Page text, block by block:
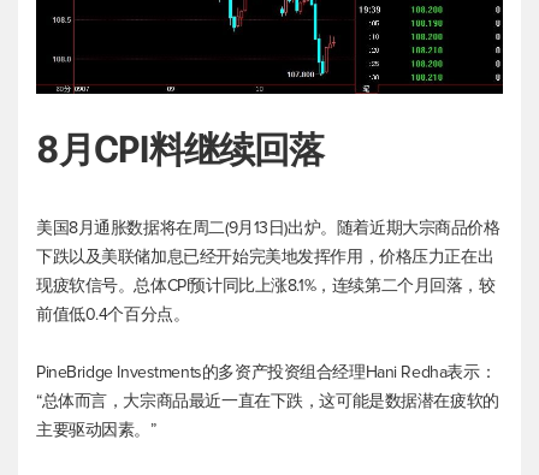
8月CPI料继续回落
美国8月通胀数据将在周二(9月13日)出炉。随着近期大宗商品价格
下跌以及美联储加息已经开始完美地发挥作用，价格压力正在出
现疲软信号。总体CPI预计同比上涨8.1%，连续第二个月回落，较
前值低0.4个百分点。
PineBridge Investments的多资产投资组合经理Hani Redha表示：
“总体而言，大宗商品最近一直在下跌，这可能是数据潜在疲软的
主要驱动因素。”